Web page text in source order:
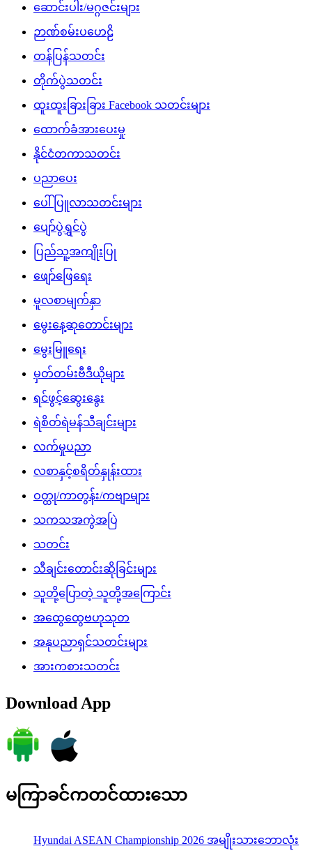
ဆောင်းပါး/မဂ္ဂဇင်းများ
ဉာဏ်စမ်းပဟေဠိ
တန်ပြန်သတင်း
တိုက်ပွဲသတင်း
ထူးထူးခြားခြား Facebook သတင်းများ
ထောက်ခံအားပေးမှု
နိုင်ငံတကာသတင်း
ပညာပေး
ပေါ်ပြူလာသတင်းများ
ပျော်ပွဲရွှင်ပွဲ
ပြည်သူ့အကျိုးပြု
ဖျော်ဖြေရေး
မူလစာမျက်နှာ
မွေးနေ့ဆုတောင်းများ
မွေးမြူရေး
မှတ်တမ်းဗီဒီယိုများ
ရင်ဖွင့်ဆွေးနွေး
ရဲစိတ်ရဲမန်သီချင်းများ
လက်မှုပညာ
လစာနှင့်စရိတ်နှုန်းထား
ဝတ္ထု/ကာတွန်း/ကဗျာများ
သကသအကွဲအပြဲ
သတင်း
သီချင်းတောင်းဆိုခြင်းများ
သူတို့ပြောတဲ့ သူတို့အကြောင်း
အထွေထွေဗဟုသုတ
အနုပညာရှင်သတင်းများ
အားကစားသတင်း
Download App
မကြာခင်ကတင်ထားသော
Hyundai ASEAN Championship 2026 အမျိုးသားဘောလုံး